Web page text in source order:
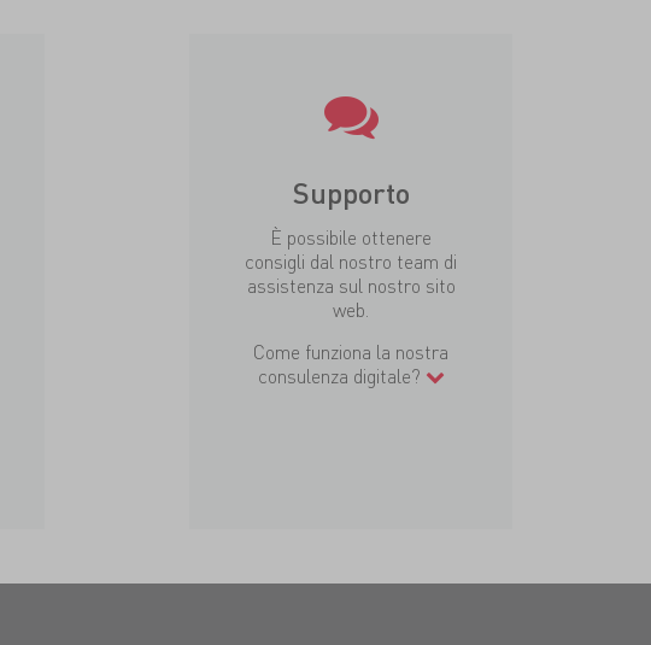
Supporto
È possibile ottenere
consigli dal nostro team di
assistenza sul nostro sito
web.
Come funziona la nostra
consulenza digitale?